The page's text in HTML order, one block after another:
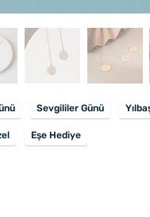
Sevgililer Günü
Eşe Hediye